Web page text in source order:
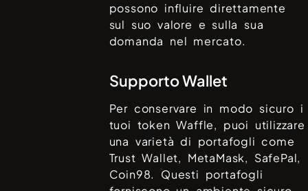
possono influire direttamente
sul suo valore e sulla sua
domanda nel mercato.
Supporto Wallet
Per conservare in modo sicuro i
tuoi tokenWaffle, puoi utilizzare
una varietà di portafogli come
Trust Wallet, MetaMask, SafePal,
Coin98. Questi portafogli